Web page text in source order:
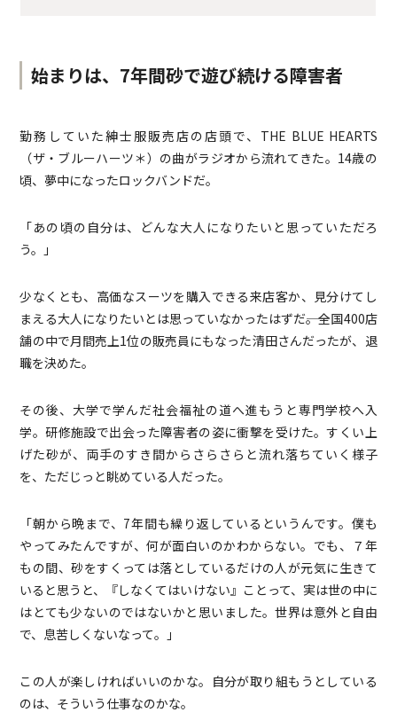
始まりは、7年間砂で遊び続ける障害者
勤務していた紳士服販売店の店頭で、THE BLUE HEARTS
（ザ・ブルーハーツ＊）の曲がラジオから流れてきた。14歳の
頃、夢中になったロックバンドだ。
「あの頃の自分は、どんな大人になりたいと思っていただろ
う。」
少なくとも、高価なスーツを購入できる来店客か、見分けてし
まえる大人になりたいとは思っていなかったはずだ――。全国400店
舗の中で月間売上1位の販売員にもなった清田さんだったが、退
職を決めた。
その後、大学で学んだ社会福祉の道へ進もうと専門学校へ入
学。研修施設で出会った障害者の姿に衝撃を受けた。すくい上
げた砂が、両手のすき間からさらさらと流れ落ちていく様子
を、ただじっと眺めている人だった。
「朝から晩まで、7年間も繰り返しているというんです。僕も
やってみたんですが、何が面白いのかわからない。でも、７年
もの間、砂をすくっては落としているだけの人が元気に生きて
いると思うと、『しなくてはいけない』ことって、実は世の中に
はとても少ないのではないかと思いました。世界は意外と自由
で、息苦しくないなって。」
この人が楽しければいいのかな。自分が取り組もうとしている
のは、そういう仕事なのかな。